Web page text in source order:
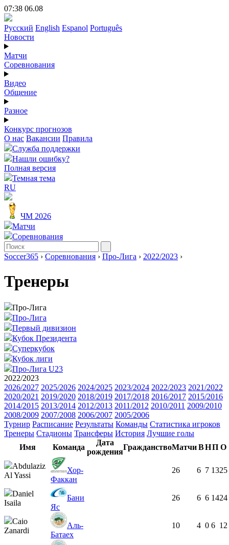
07:38 06.08
Русский English Espanol Português
Новости
Матчи
Соревнования
Видео
Общение
Разное
Конкурс прогнозов
О нас Вакансии Правила
Служба поддержки
Нашли ошибку?
Полная версия
Темная тема
RU
ЧМ 2026
Матчи
Соревнования
Soccer365 › Соревнования › Про-Лига › 2022/2023 ›
Тренеры
Про-Лига
Про-Лига
Первый дивизион
Кубок Президента
Суперкубок
Кубок лиги
Про-Лига U23
2022/2023
2026/2027 2025/2026 2024/2025 2023/2024 2022/2023 2021/2022
2020/2021 2019/2020 2018/2019 2017/2018 2016/2017 2015/2016
2014/2015 2013/2014 2012/2013 2011/2012 2010/2011 2009/2010
2008/2009 2007/2008 2006/2007 2005/2006
Турнир Расписание Результаты Команды Статистика игроков
Тренеры Стадионы Трансферы История Лучшие голы
Имя
Команда
Дата
рождения
ГражданствоМатчиВНП О
Abdulaziz
Al Yassi
Хор-
Факкан
26 6 7 1325
Daniel
Isaila
Бани
Яс
26 6 6 1424
Caio
Zanardi
Аль-
Батаех
10 4 0 6 12